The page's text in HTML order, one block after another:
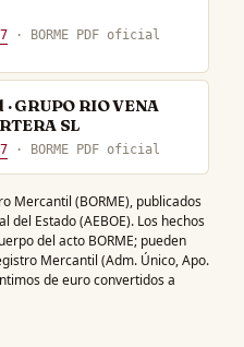
· BORME PDF oficial
GRUPO RIO VENA
SL
· BORME PDF oficial
Mercantil (BORME), publicados
del Estado (AEBOE). Los hechos
del acto BORME; pueden
Mercantil (Adm. Único, Apo.
de euro convertidos a